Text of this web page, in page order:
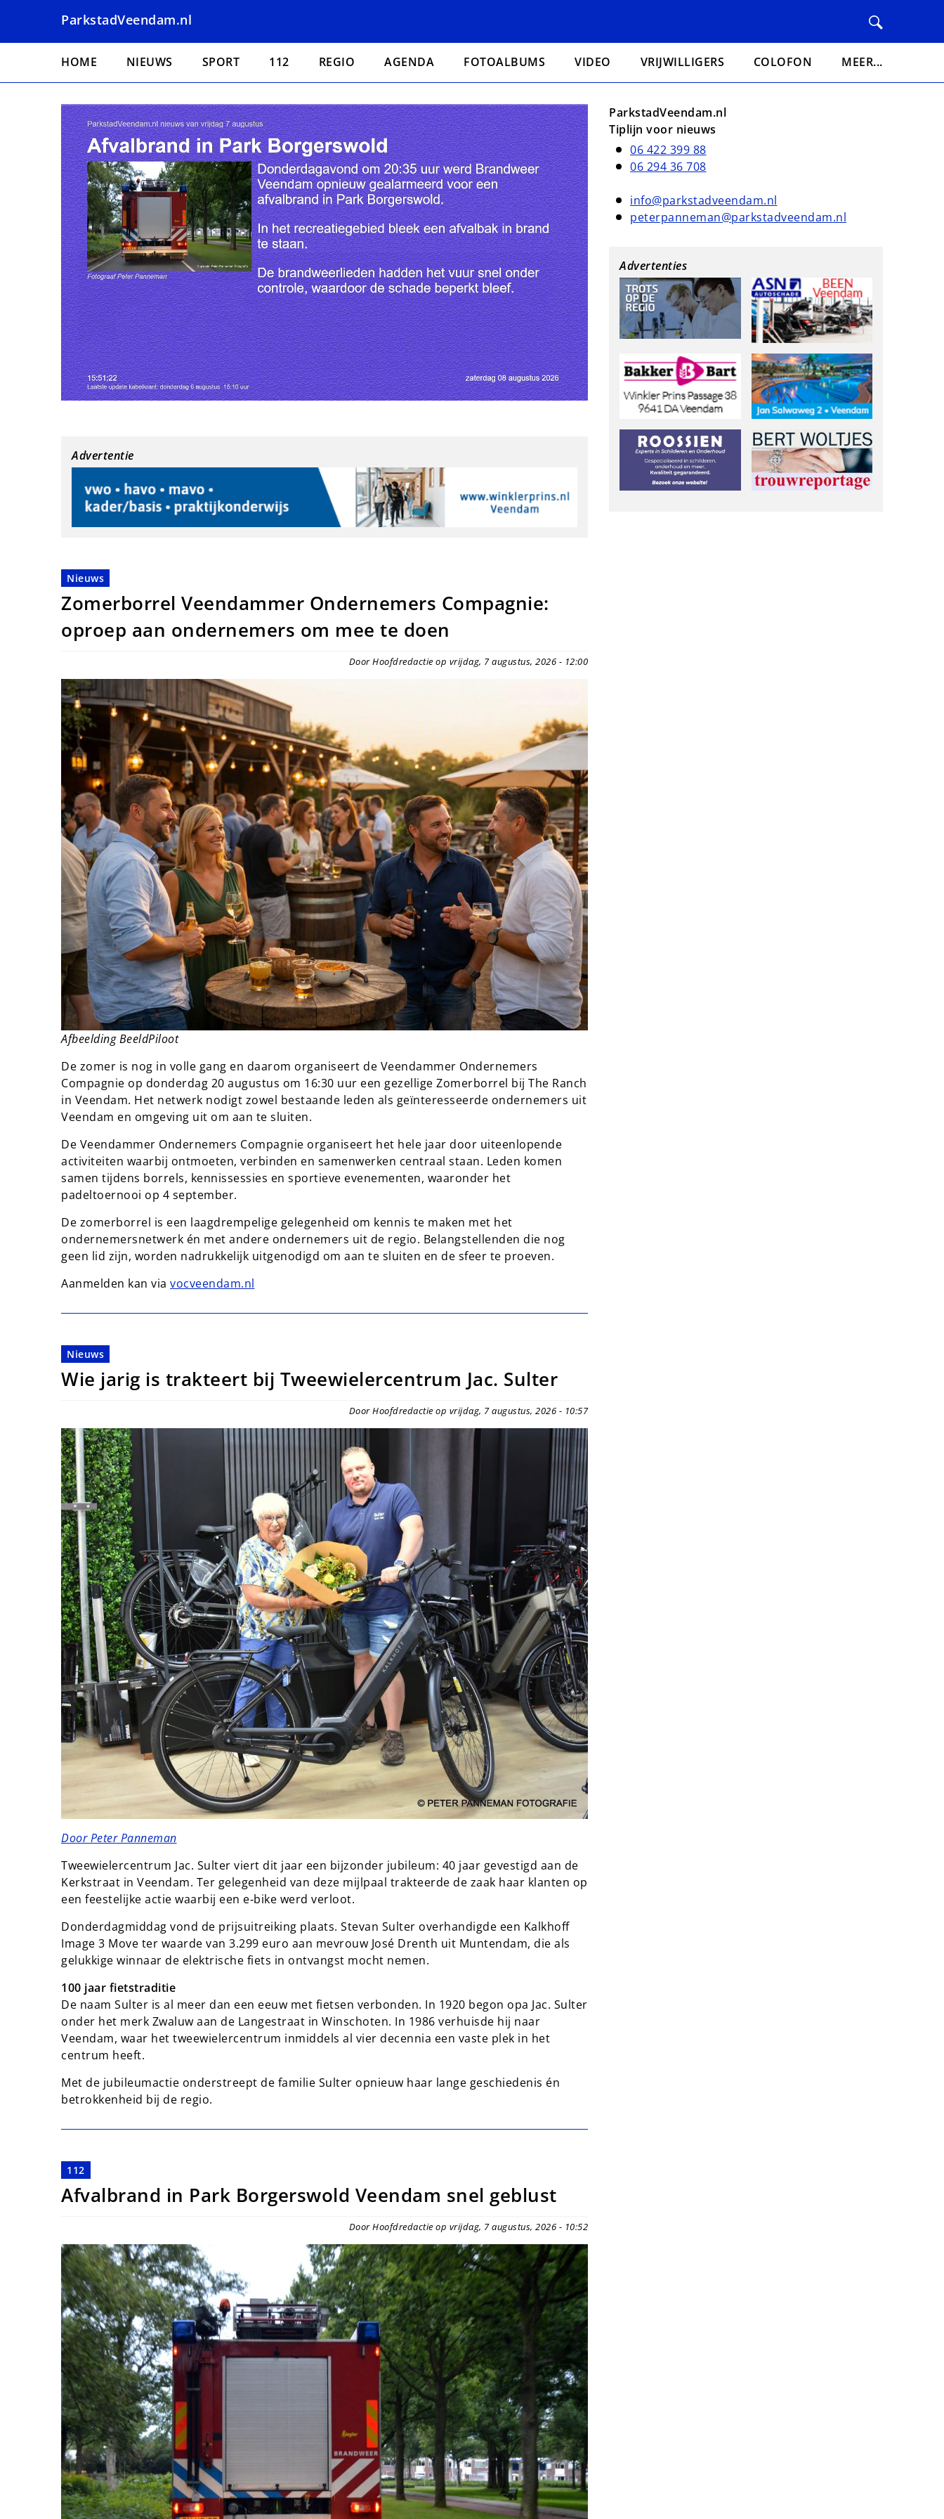
naar
ParkstadVeendam.nl
Hoofdnavigatie
HOME NIEUWS SPORT 112 REGIO AGENDA FOTOALBUMS VIDEO VRIJWILLIGERS COLOFON MEER...
Advertentie
Nieuws
Zomerborrel Veendammer Ondernemers Compagnie:
oproep aan ondernemers om mee te doen
Door Hoofdredactie op vrijdag, 7 augustus, 2026 - 12:00
Afbeelding BeeldPiloot
De zomer is nog in volle gang en daarom organiseert de Veendammer Ondernemers
Compagnie op donderdag 20 augustus om 16:30 uur een gezellige Zomerborrel bij The Ranch
in Veendam. Het netwerk nodigt zowel bestaande leden als geïnteresseerde ondernemers uit
Veendam en omgeving uit om aan te sluiten.
De Veendammer Ondernemers Compagnie organiseert het hele jaar door uiteenlopende
activiteiten waarbij ontmoeten, verbinden en samenwerken centraal staan. Leden komen
samen tijdens borrels, kennissessies en sportieve evenementen, waaronder het
padeltoernooi op 4 september.
De zomerborrel is een laagdrempelige gelegenheid om kennis te maken met het
ondernemersnetwerk én met andere ondernemers uit de regio. Belangstellenden die nog
geen lid zijn, worden nadrukkelijk uitgenodigd om aan te sluiten en de sfeer te proeven.
Aanmelden kan via vocveendam.nl
Nieuws
Wie jarig is trakteert bij Tweewielercentrum Jac. Sulter
Door Hoofdredactie op vrijdag, 7 augustus, 2026 - 10:57
Door Peter Panneman
Tweewielercentrum Jac. Sulter viert dit jaar een bijzonder jubileum: 40 jaar gevestigd aan de
Kerkstraat in Veendam. Ter gelegenheid van deze mijlpaal trakteerde de zaak haar klanten op
een feestelijke actie waarbij een e‑bike werd verloot.
Donderdagmiddag vond de prijsuitreiking plaats. Stevan Sulter overhandigde een Kalkhoff
Image 3 Move ter waarde van 3.299 euro aan mevrouw José Drenth uit Muntendam, die als
gelukkige winnaar de elektrische fiets in ontvangst mocht nemen.
100 jaar fietstraditie
De naam Sulter is al meer dan een eeuw met fietsen verbonden. In 1920 begon opa Jac. Sulter
onder het merk Zwaluw aan de Langestraat in Winschoten. In 1986 verhuisde hij naar
Veendam, waar het tweewielercentrum inmiddels al vier decennia een vaste plek in het
centrum heeft.
Met de jubileumactie onderstreept de familie Sulter opnieuw haar lange geschiedenis én
betrokkenheid bij de regio.
112
Afvalbrand in Park Borgerswold Veendam snel geblust
Door Hoofdredactie op vrijdag, 7 augustus, 2026 - 10:52
ParkstadVeendam.nl
Tiplijn voor nieuws
06 422 399 88
06 294 36 708
info@parkstadveendam.nl
peterpanneman@parkstadveendam.nl
Advertenties